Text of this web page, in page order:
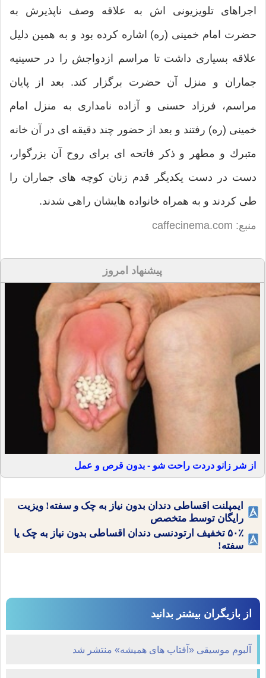
اجراهای تلویزیونی اش به علاقه وصف ناپذیرش به
حضرت امام خمینی (ره) اشاره كرده بود و به همین دلیل
علاقه بسیاری داشت تا مراسم ازدواجش را در حسینیه
جماران و منزل آن حضرت برگزار كند. بعد از پایان
مراسم، فرزاد حسنی و آزاده نامداری به منزل امام
خمینی (ره) رفتند و بعد از حضور چند دقیقه ای در آن خانه
متبرك و مطهر و ذكر فاتحه ای برای روح آن بزرگوار،
دست در دست یكدیگر قدم زنان كوچه های جماران را
طی كردند و به همراه خانواده هایشان راهی شدند.
منبع: caffecinema.com
پیشنهاد امروز
از شر زانو دردت راحت شو - بدون قرص و عمل
ایمپلنت اقساطی دندان بدون نیاز به چک و سفته! ویزیت
رایگان توسط متخصص
۵۰٪ تخفیف ارتودنسی دندان اقساطی بدون نیاز به چک یا
سفته!
از بازیگران بیشتر بدانید
آلبوم موسیقی «آفتاب های همیشه» منتشر شد